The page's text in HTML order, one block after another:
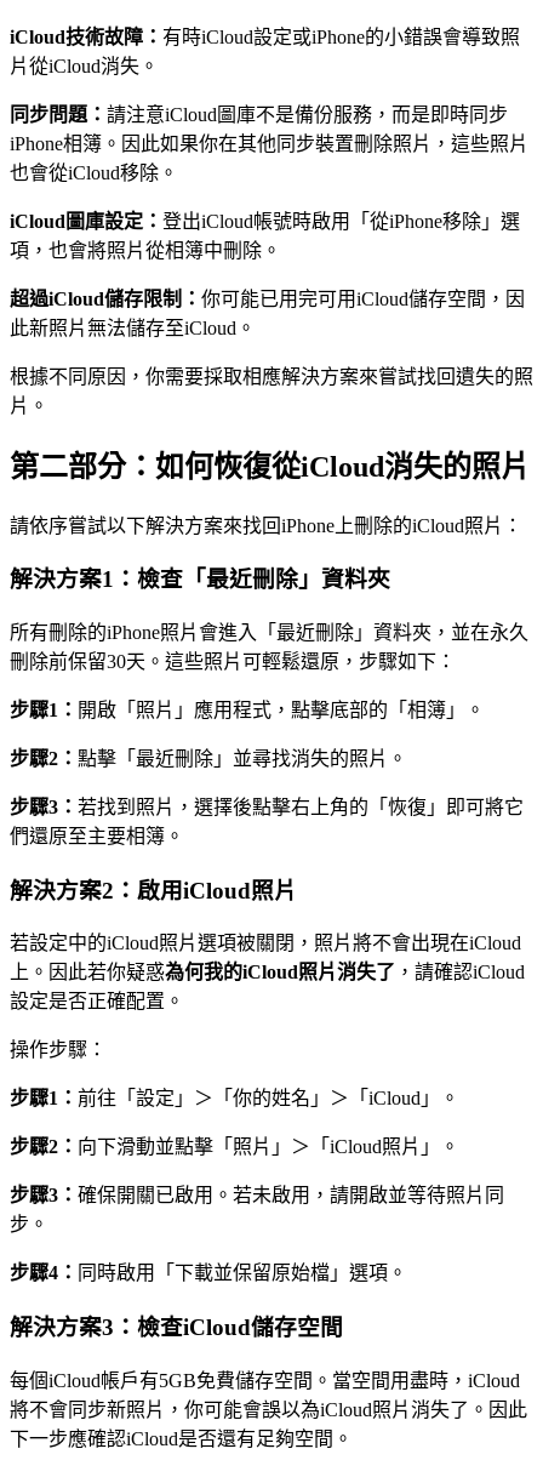
iCloud技術故障： 有時iCloud設定或iPhone的小錯誤會導致照
片從iCloud消失。
同步問題： 請注意iCloud圖庫不是備份服務，而是即時同步
iPhone相簿。因此如果你在其他同步裝置刪除照片，這些照片
也會從iCloud移除。
iCloud圖庫設定： 登出iCloud帳號時啟用「從iPhone移除」選
項，也會將照片從相簿中刪除。
超過iCloud儲存限制： 你可能已用完可用iCloud儲存空間，因
此新照片無法儲存至iCloud。
根據不同原因，你需要採取相應解決方案來嘗試找回遺失的照
片。
第二部分：如何恢復從iCloud消失的照片
請依序嘗試以下解決方案來找回iPhone上刪除的iCloud照片：
解決方案1：檢查「最近刪除」資料夾
所有刪除的iPhone照片會進入「最近刪除」資料夾，並在永久
刪除前保留30天。這些照片可輕鬆還原，步驟如下：
步驟1： 開啟「照片」應用程式，點擊底部的「相簿」。
步驟2： 點擊「最近刪除」並尋找消失的照片。
步驟3： 若找到照片，選擇後點擊右上角的「恢復」即可將它
們還原至主要相簿。
解決方案2：啟用iCloud照片
若設定中的iCloud照片選項被關閉，照片將不會出現在iCloud
上。因此若你疑惑為何我的iCloud照片消失了 ，請確認iCloud
設定是否正確配置。
操作步驟：
步驟1： 前往「設定」＞「你的姓名」＞「iCloud」。
步驟2： 向下滑動並點擊「照片」＞「iCloud照片」。
步驟3： 確保開關已啟用。若未啟用，請開啟並等待照片同
步。
步驟4： 同時啟用「下載並保留原始檔」選項。
解決方案3：檢查iCloud儲存空間
每個iCloud帳戶有5GB免費儲存空間。當空間用盡時，iCloud
將不會同步新照片，你可能會誤以為iCloud照片消失了。因此
下一步應確認iCloud是否還有足夠空間。